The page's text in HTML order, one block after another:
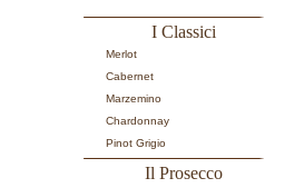
I Classici
Merlot
Cabernet
Marzemino
Chardonnay
Pinot Grigio
Il Prosecco